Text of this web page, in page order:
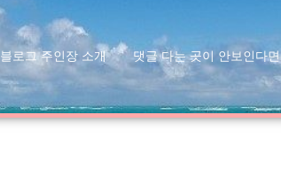
블로그 주인장 소개 댓글 다는 곳이 안보인다면